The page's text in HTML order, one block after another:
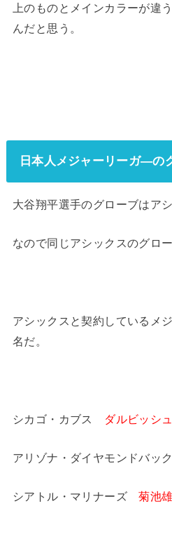
上のものとメインカラーが違
んだと思う。
日本人メジャーリーガ―の
大谷翔平選手のグローブはアシ
なので同じアシックスのグロ
アシックスと契約しているメ
名だ。
シカゴ・カブス ダルビッシ
アリゾナ・ダイヤモンドバッ
シアトル・マリナーズ菊池